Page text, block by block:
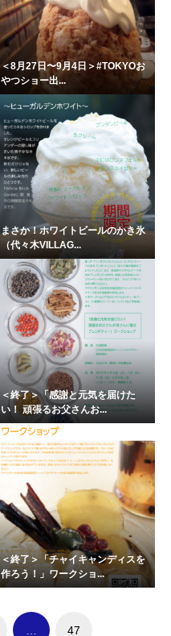
＜8月27日〜9月4日＞#TOKYOお
やつショー出...
まさか！ホワイトビールのかき氷
（代々木VILLAG...
＜終了＞「感謝と元気を届けた
い！ 頑張るお父さんお...
＜終了＞「チャイキャンディスを
作ろう！」ワークショ...
47